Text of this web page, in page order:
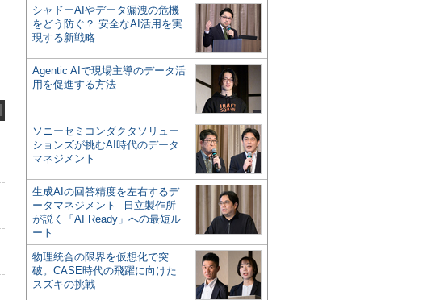
シャドーAIやデータ漏洩の危機
をどう防ぐ？ 安全なAI活用を実
現する新戦略
Agentic AIで現場主導のデータ活
用を促進する方法
ソニーセミコンダクタソリュー
ションズが挑むAI時代のデータ
マネジメント
生成AIの回答精度を左右するデ
ータマネジメント─日立製作所
が説く「AI Ready」への最短ル
ート
物理統合の限界を仮想化で突
破。CASE時代の飛躍に向けた
スズキの挑戦